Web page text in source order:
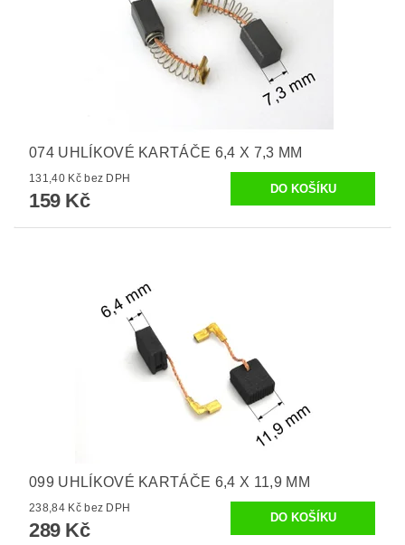
074 UHLÍKOVÉ KARTÁČE 6,4 X 7,3 MM
131,40 Kč bez DPH
159 Kč
099 UHLÍKOVÉ KARTÁČE 6,4 X 11,9 MM
238,84 Kč bez DPH
289 Kč